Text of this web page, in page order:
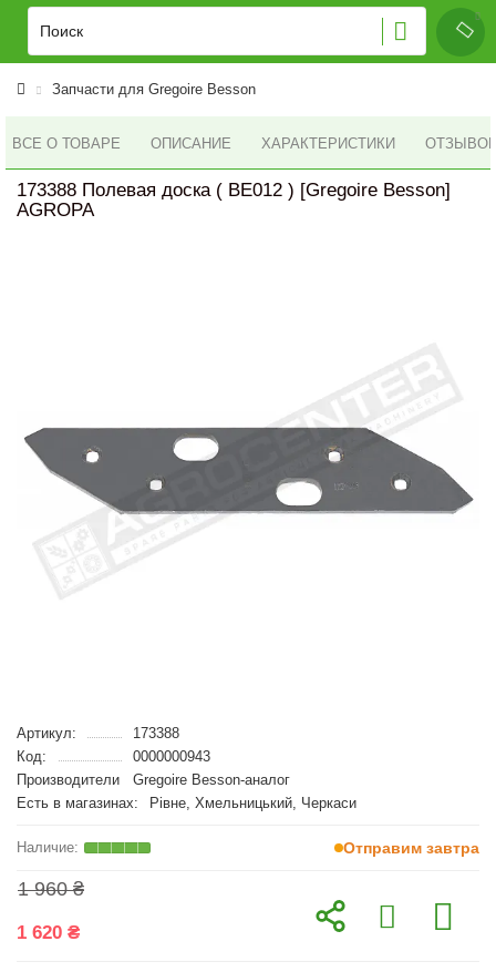
Запчасти для Gregoire Besson
ВСЕ О ТОВАРЕ ОПИСАНИЕ ХАРАКТЕРИСТИКИ ОТЗЫВОВ
173388 Полевая доска ( BE012 ) [Gregoire Besson]
AGROPA
Артикул:
173388
Код:
0000000943
Производители
Gregoire Besson-аналог
Есть в магазинах:
Рівне, Хмельницький, Черкаси
Отправим завтра
1 960 ₴
1 620 ₴